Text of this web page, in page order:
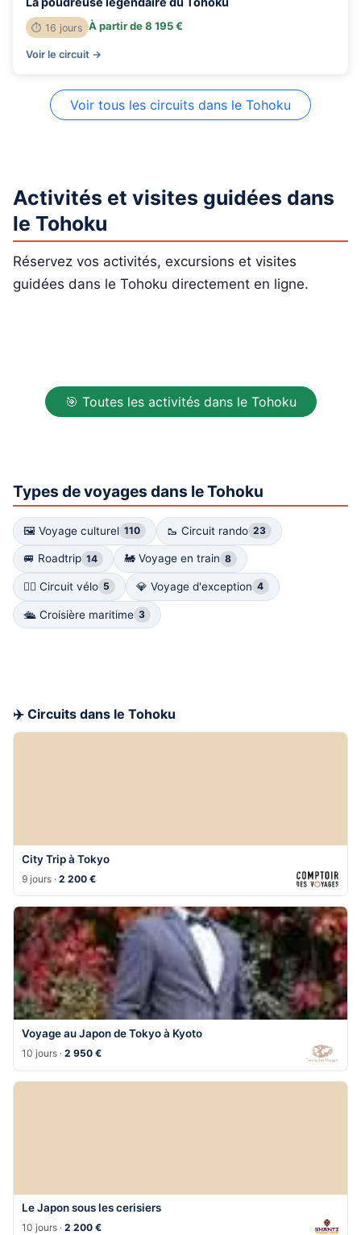
⏱ 16 jours À partir de 8 195 €
Voir le circuit →
Voir tous les circuits dans le Tohoku
Activités et visites guidées dans
le Tohoku
Réservez vos activités, excursions et visites
guidées dans le Tohoku directement en ligne.
🎯 Toutes les activités dans le Tohoku
Types de voyages dans le Tohoku
🖼 Voyage culturel 110 🥾 Circuit rando 23
🚐 Roadtrip 14 🚂 Voyage en train 8
🚴‍♀️ Circuit vélo 5 💎 Voyage d'exception 4
🛳️ Croisière maritime 3
✈️ Circuits dans le Tohoku
City Trip à Tokyo
9 jours ·2 200 €
Voyage au Japon de Tokyo à Kyoto
10 jours ·2 950 €
Le Japon sous les cerisiers
10 jours ·2 200 €